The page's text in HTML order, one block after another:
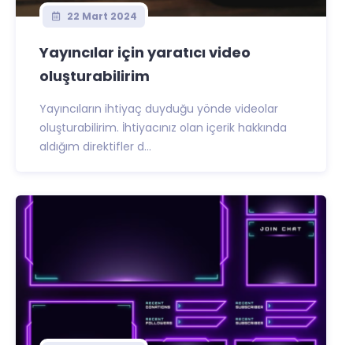
22 Mart 2024
Yayıncılar için yaratıcı video
oluşturabilirim
Yayıncıların ihtiyaç duyduğu yönde videolar
oluşturabilirim. İhtiyacınız olan içerik hakkında
aldığım direktifler d...